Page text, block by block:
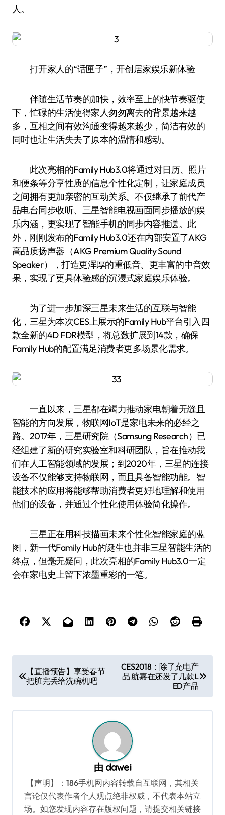
人。
打开家人的“话匣子”，开创居家娱乐新体验
伴随生活节奏的加快，效率至上的快节奏驱使
下，忙碌的生活使得家人匆匆离去的背景越来越
多，互相之间有效沟通变得越来越少，简洁有效的
同时也让生活失去了原本的温情和感动。
此次亮相的Family Hub3.0将通过对日历、照片
和便条等分享性质的信息个性化定制，让家庭成员
之间拥有更加亲密的互动关系。不仅继承了前代产
品电台同步收听、三星智能电视画面同步播放的娱
乐内涵，更实现了智能手机的同步内容推送。此
外，刚刚发布的Family Hub3.0还在内部安置了AKG
高品质扬声器（AKG Premium Quality Sound
Speaker），打造更浑厚的重低音、更丰富的中音效
果，实现了更具体验感的沉浸式家庭娱乐体验。
为了进一步加深三星未来生活的互联与智能
化，三星为本次CES上展示的Family Hub平台引入四
款全新的4D FDR模型，将总数扩展到14款，确保
Family Hub的配置满足消费者更多场景化需求。
一直以来，三星都在竭力推动家电朝着无缝且
智能的方向发展，物联网IoT是家电未来的必经之
路。2017年，三星研究院（Samsung Research）已
经组建了新的研究实验室和科研团队，旨在推动我
们在人工智能领域的发展；到2020年，三星的连接
设备不仅能够支持物联网，而且具备智能功能。智
能技术的应用将能够帮助消费者更好地理解和使用
他们的设备，并通过个性化使用体验简化操作。
三星正在用科技描画未来个性化智能家庭的蓝
图，新一代Family Hub的诞生也并非三星智能生活的
终点，但毫无疑问，此次亮相的Family Hub3.0一定
会在家电史上留下浓墨重彩的一笔。
章
导
航
【直播预告】享受春节
把脏完丢给洗碗机吧
CES2018：除了充电产
品 航嘉在还发了几款L
ED产品
由 dawei
【声明】：186手机网内容转载自互联网，其相关
言论仅代表作者个人观点绝非权威，不代表本站立
场。如您发现内容存在版权问题，请提交相关链接